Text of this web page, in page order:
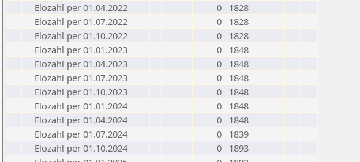
Elozahl per 01.04.2022
0
1828
Elozahl per 01.07.2022
0
1828
Elozahl per 01.10.2022
0
1828
Elozahl per 01.01.2023
0
1848
Elozahl per 01.04.2023
0
1848
Elozahl per 01.07.2023
0
1848
Elozahl per 01.10.2023
0
1848
Elozahl per 01.01.2024
0
1848
Elozahl per 01.04.2024
0
1848
Elozahl per 01.07.2024
0
1839
Elozahl per 01.10.2024
0
1893